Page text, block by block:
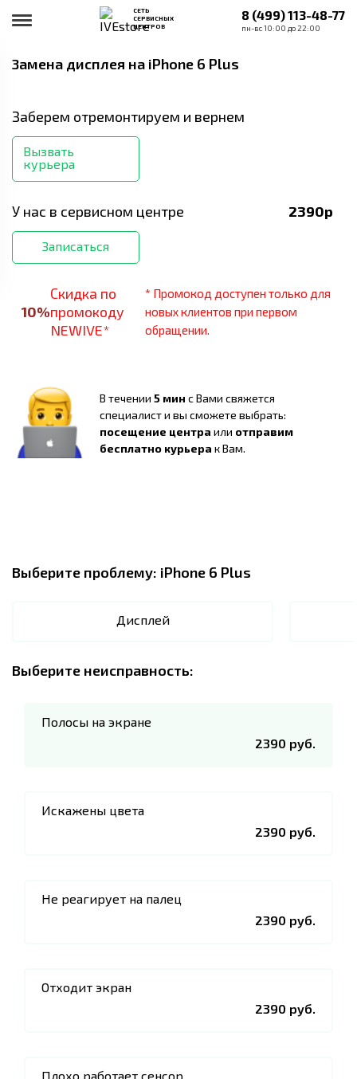
СЕТЬ
СЕРВИСНЫХ
ЦЕНТРОВ
8 (499) 113-48-77
пн-вс 10:00 до 22:00
Замена дисплея на iPhone 6 Plus
Заберем отремонтируем и вернем
Вызвать
курьера
У нас в сервисном центре 2390р
Записаться
10%
Скидка по
промокоду
NEWIVE*
* Промокод доступен только для
новых клиентов при первом
обращении.
В течении 5 мин с Вами свяжется
специалист и вы сможете выбрать:
посещение центра или отправим
бесплатно курьера к Вам.
Выберите проблему: iPhone 6 Plus
Дисплей
Выберите неисправность:
Полосы на экране
2390 руб.
Искажены цвета
2390 руб.
Не реагирует на палец
2390 руб.
Отходит экран
2390 руб.
Плохо работает сенсор